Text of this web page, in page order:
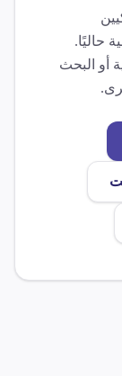
حاليًا.
أو البحث